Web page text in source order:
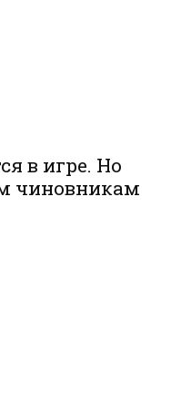
в игре. Но
чиновникам